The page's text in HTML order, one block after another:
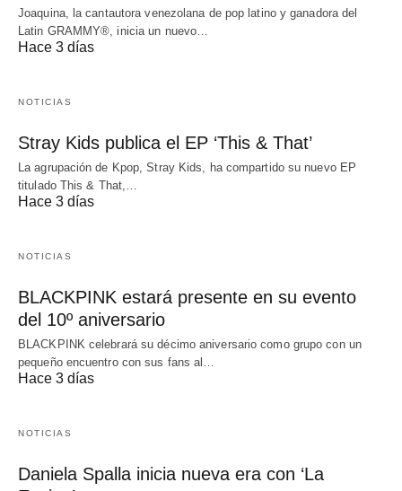
Joaquina, la cantautora venezolana de pop latino y ganadora del
Latin GRAMMY®, inicia un nuevo…
Hace 3 días
NOTICIAS
Stray Kids publica el EP ‘This & That’
La agrupación de Kpop, Stray Kids, ha compartido su nuevo EP
titulado This & That,…
Hace 3 días
NOTICIAS
BLACKPINK estará presente en su evento
del 10º aniversario
BLACKPINK celebrará su décimo aniversario como grupo con un
pequeño encuentro con sus fans al…
Hace 3 días
NOTICIAS
Daniela Spalla inicia nueva era con ‘La